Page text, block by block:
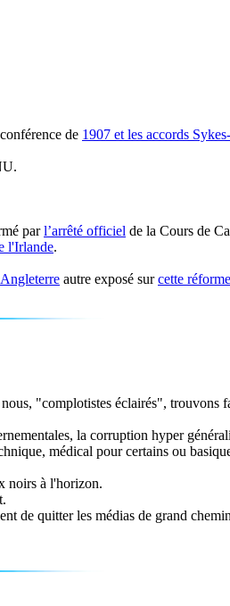
de 1907 et les accords
parl’arrêté officiel de la Cours de
l'Irlande.
Angleterre autre exposé surcette
"complotistes éclairés",
la corruption hyper
médical pour certains ou
noirs à l'horizon.
de quitter les médias de grand